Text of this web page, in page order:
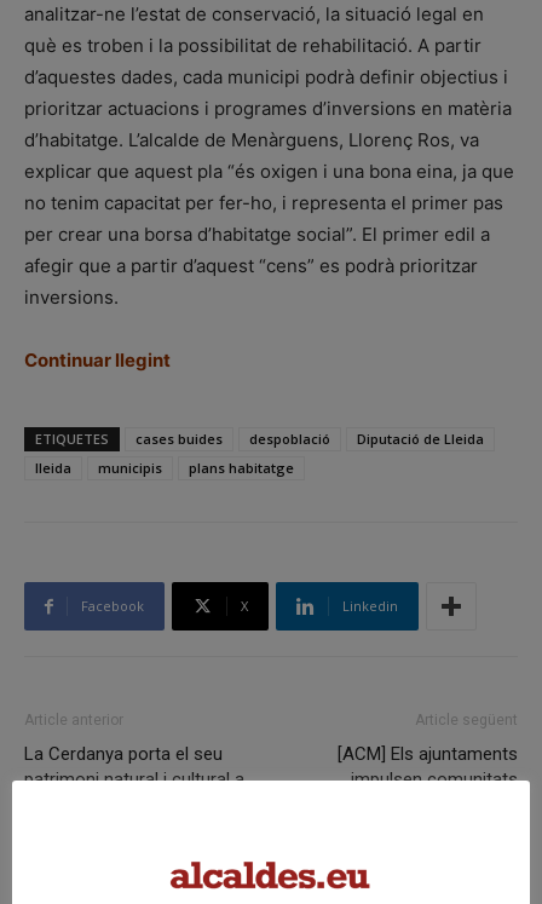
analitzar-ne l’estat de conservació, la situació legal en
què es troben i la possibilitat de rehabilitació. A partir
d’aquestes dades, cada municipi podrà definir objectius i
prioritzar actuacions i programes d’inversions en matèria
d’habitatge. L’alcalde de Menàrguens, Llorenç Ros, va
explicar que aquest pla “és oxigen i una bona eina, ja que
no tenim capacitat per fer-ho, i representa el primer pas
per crear una borsa d’habitatge social”. El primer edil a
afegir que a partir d’aquest “cens” es podrà prioritzar
inversions.
Continuar llegint
ETIQUETES cases buides despoblació
Diputació de Lleida
lleida
municipis plans habitatge
Facebook X Linkedin
Article anterior
La Cerdanya porta el seu
patrimoni natural i cultural a
Article següent
[ACM] Els ajuntaments
impulsen comunitats